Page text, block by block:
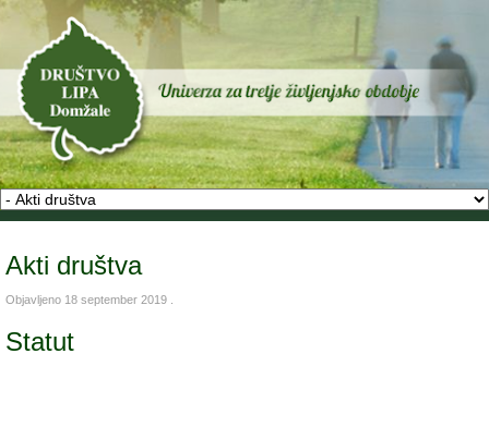
Akti društva
Objavljeno 18 september 2019
Statut